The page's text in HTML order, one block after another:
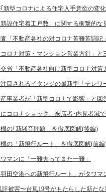
新型コロナによる住宅入手意欲の変
設住宅着工戸数」に関する衝撃的な
「不動産各社の対コロナ苦難苦闘記
ロナ対策・マンション営業方針」
省「不動産各社向け新型コロナ対策
目されるイタンジの最新型「テレワ
事業者が「新型コロナで影響」と
コロナショック、来店者･内見者減
の｢新騒音問題」を徹底図解(後編)
の「新飛行ルート」を徹底図解(前編
マンに「一難去ってまた一難」
田空港への新飛行ルート」がタワマ
被害〜台風19号がもたらした新たな